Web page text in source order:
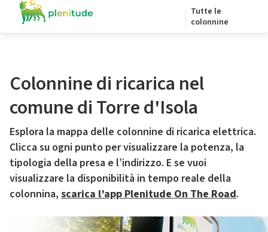
Tutte le
colonnine
Colonnine di ricarica nel
comune di Torre d'Isola
Esplora la mappa delle colonnine di ricarica elettrica.
Clicca su ogni punto per visualizzare la potenza, la
tipologia della presa e l’indirizzo. E se vuoi
visualizzare la disponibilità in tempo reale della
colonnina, scarica l’app Plenitude On The Road.